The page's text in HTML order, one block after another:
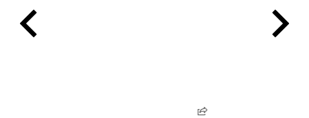
L’humanité vit désormais à crédit sur